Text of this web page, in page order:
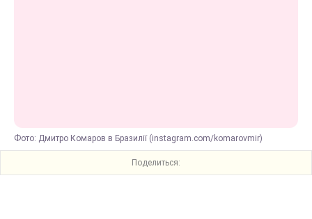
Фото: Дмитро Комаров в Бразилії (instagram.com/komarovmir)
Поделиться: